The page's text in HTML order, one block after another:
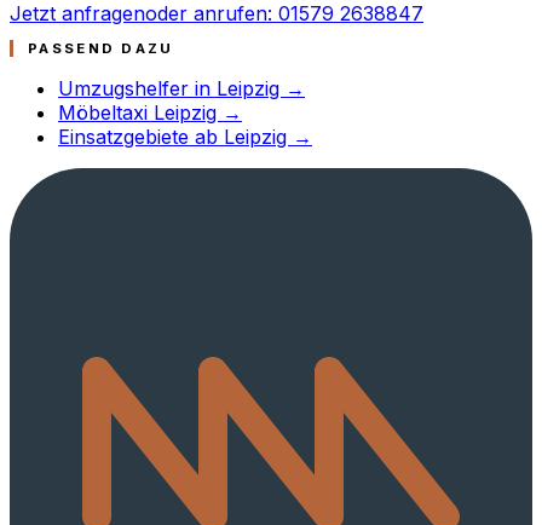
Jetzt anfragenoder anrufen: 01579 2638847
PASSEND DAZU
Umzugshelfer in Leipzig →
Möbeltaxi Leipzig →
Einsatzgebiete ab Leipzig →